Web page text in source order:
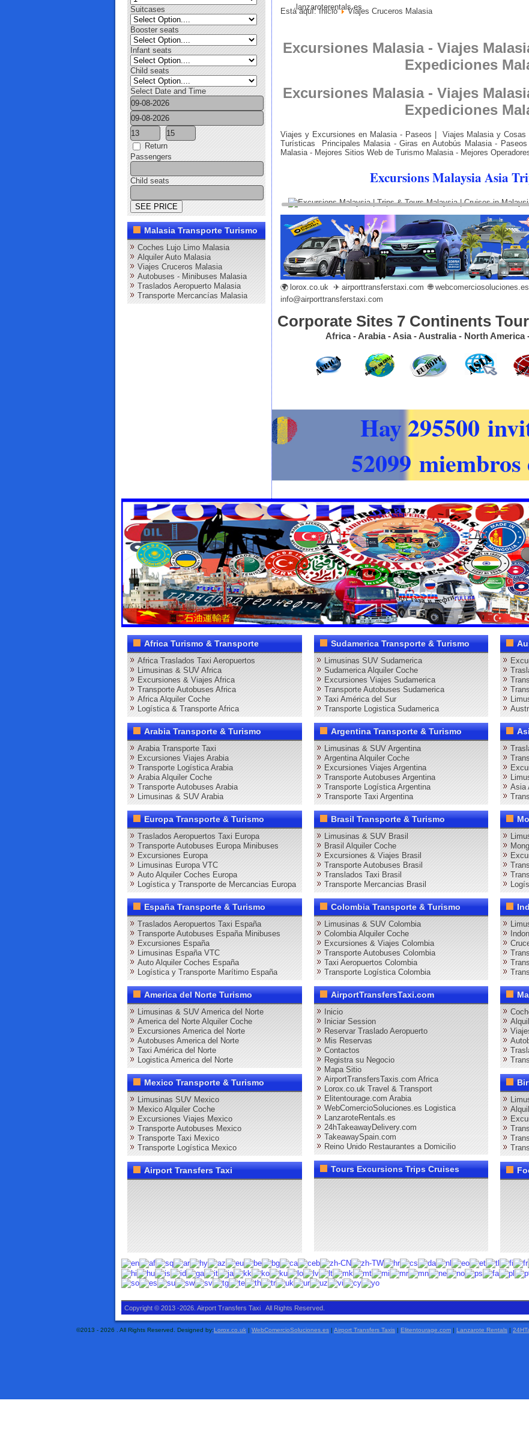
Suitcases
Booster seats
Infant seats
Child seats
Select Date and Time
Return
Passengers
Child seats
Malasia Transporte Turismo
Coches Lujo Limo Malasia
Alquiler Auto Malasia
Viajes Cruceros Malasia
Autobuses - Minibuses Malasia
Traslados Aeropuerto Malasia
Transporte Mercancías Malasia
lanzaroterentals.es
Está aquí:Inicio Viajes Cruceros Malasia
Excursiones Malasia - Viajes
Expediciones
Excursiones Malasia - Viajes
Expediciones
Viajes y Excursiones en Malasia - Paseos | Viajes Malasia y Cosas
Turísticas Principales Malasia - Giras en Autobús Malasia -
Malasia - Mejores Sitios Web de Turismo Malasia - Mejores
Excursions Malaysia Asia
🌍 lorox.co.uk ✈airporttransferstaxi.com 🌐 webcomerciosoluciones.es
info@airporttransferstaxi.com
Corporate Sites 7 Continents
Africa - Arabia - Asia - Australia - North America
Hay 295500
52099
Africa Turismo & Transporte
Africa Traslados Taxi Aeropuertos
Limusinas & SUV Africa
Excursiones & Viajes Africa
Transporte Autobuses Africa
Africa Alquiler Coche
Logística & Transporte Africa
Arabia Transporte & Turismo
Arabia Transporte Taxi
Excursiones Viajes Arabia
Transporte Logística Arabia
Arabia Alquiler Coche
Transporte Autobuses Arabia
Limusinas & SUV Arabia
Europa Transporte & Turismo
Traslados Aeropuertos Taxi Europa
Transporte Autobuses Europa Minibuses
Excursiones Europa
Limusinas Europa VTC
Auto Alquiler Coches Europa
Logística y Transporte de Mercancias Europa
España Transporte & Turismo
Traslados Aeropuertos Taxi España
Transporte Autobuses España Minibuses
Excursiones España
Limusinas España VTC
Auto Alquiler Coches España
Logística y Transporte Marítimo España
America del Norte Turismo
Limusinas & SUV America del Norte
America del Norte Alquiler Coche
Excursiones America del Norte
Autobuses America del Norte
Taxi América del Norte
Logistica America del Norte
Mexico Transporte & Turismo
Limusinas SUV Mexico
Mexico Alquiler Coche
Excursiones Viajes Mexico
Transporte Autobuses Mexico
Transporte Taxi Mexico
Transporte Logística Mexico
Airport Transfers Taxi
Sudamerica Transporte & Turismo
Limusinas SUV Sudamerica
Sudamerica Alquiler Coche
Excursiones Viajes Sudamerica
Transporte Autobuses Sudamerica
Taxi América del Sur
Transporte Logistica Sudamerica
Argentina Transporte & Turismo
Limusinas & SUV Argentina
Argentina Alquiler Coche
Excursiones Viajes Argentina
Transporte Autobuses Argentina
Transporte Logística Argentina
Transporte Taxi Argentina
Brasil Transporte & Turismo
Limusinas & SUV Brasil
Brasil Alquiler Coche
Excursiones & Viajes Brasil
Transporte Autobuses Brasil
Translados Taxi Brasil
Transporte Mercancias Brasil
Colombia Transporte & Turismo
Limusinas & SUV Colombia
Colombia Alquiler Coche
Excursiones & Viajes Colombia
Transporte Autobuses Colombia
Taxi Aeropuertos Colombia
Transporte Logística Colombia
AirportTransfersTaxi.com
Inicio
Iniciar Session
Reservar Traslado Aeropuerto
Mis Reservas
Contactos
Registra su Negocio
Mapa Sitio
AirportTransfersTaxis.com Africa
Lorox.co.uk Travel & Transport
Elitentourage.com Arabia
WebComercioSoluciones.es Logistica
LanzaroteRentals.es
24hTakeawayDelivery.com
TakeawaySpain.com
Reino Unido Restaurantes a Domicilio
Tours Excursions Trips Cruises
Asia
Copyright © 2013 -2026. Airport Transfers Taxi All Rights Reserved.
©2013 - 2026 . All Rights Reserved. Designed by:Lorox.co.uk | WebComercioSoluciones.es | Airport Transfers Taxis | Elitentourage.com | Lanzarote Rentals |